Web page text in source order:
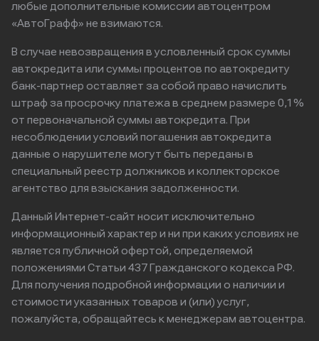
любые дополнительные комиссии автоцентром
«АвтоГрафф» не взимаются.
В случае невозвращения в условленный срок суммы
автокредита или суммы процентов по автокредиту
банк-партнер оставляет за собой право начислить
штраф за просрочку платежа в среднем размере 0,1%
от первоначальной суммы автокредита. При
несоблюдении условий погашения автокредита
данные о нарушителе могут быть переданы в
специальный реестр должников и коллекторское
агентство для взыскания задолженности.
Данный Интернет-сайт носит исключительно
информационный характер и ни при каких условиях не
является публичной офертой, определяемой
положениями Статьи 437 Гражданского кодекса РФ.
Для получения подробной информации о наличии и
стоимости указанных товаров и (или) услуг,
пожалуйста, обращайтесь к менеджерам автоцентра.